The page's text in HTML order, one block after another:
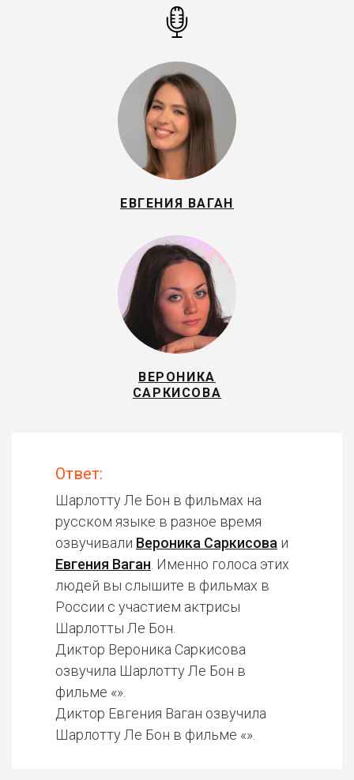
ЕВГЕНИЯ ВАГАН
ВЕРОНИКА
САРКИСОВА
Ответ:
Шарлотту Ле Бон в фильмах на
русском языке в разное время
озвучивали Вероника Саркисова и
Евгения Ваган . Именно голоса этих
людей вы слышите в фильмах в
России с участием актрисы
Шарлотты Ле Бон.
Диктор Вероника Саркисова
озвучила Шарлотту Ле Бон в
фильме «».
Диктор Евгения Ваган озвучила
Шарлотту Ле Бон в фильме «».